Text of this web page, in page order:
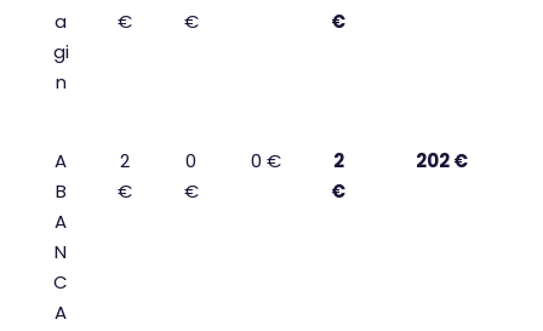
a
gi
n
€
€
€
A
B
A
N
C
A
2
€
0
€
0 €
2
€
202 €